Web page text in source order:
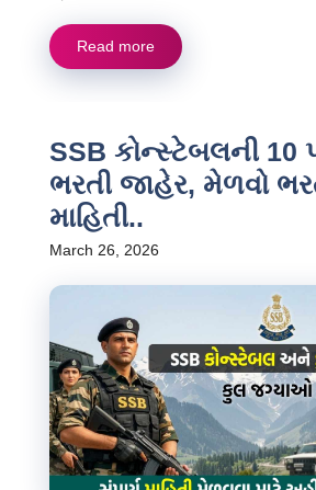
Read more
SSB કોન્સ્ટેબલની 10
ભરતી જાહેર, મેળવો
માહિતી..
March 26, 2026